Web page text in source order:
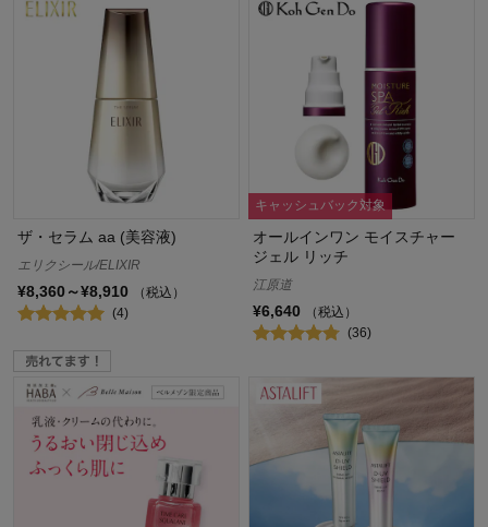
ザ・セラム aa (美容液)
エリクシール/ELIXIR
¥8,360～¥8,910
（税込）
(4)
キャッシュバック対象
オールインワン モイスチャー
ジェル リッチ
江原道
¥6,640
（税込）
(36)